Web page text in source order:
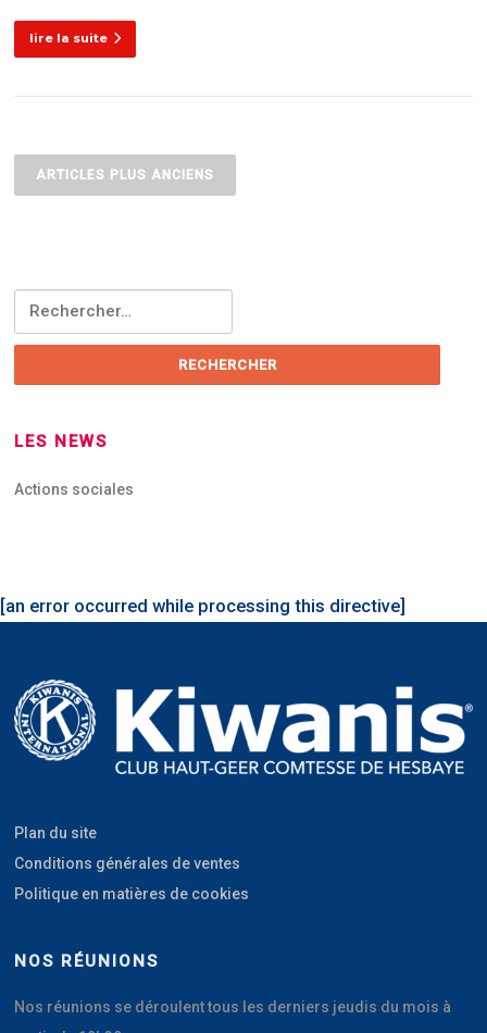
lire la suite
des
articles
ARTICLES PLUS ANCIENS
Rechercher :
LES NEWS
Actions sociales
[an error occurred while processing this directive]
Plan du site
Conditions générales de ventes
Politique en matières de cookies
NOS RÉUNIONS
Nos réunions se déroulent tous les derniers jeudis du mois à